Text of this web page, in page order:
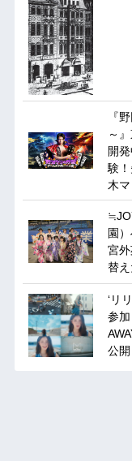
『
～
開
験
木
園
宮
替
‘リ
参
公開